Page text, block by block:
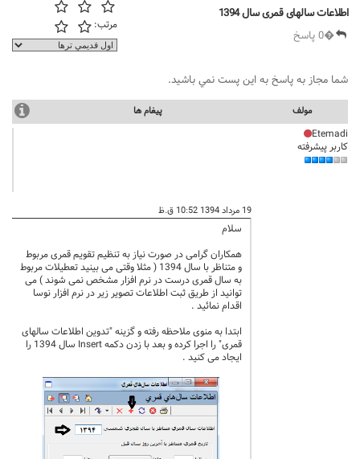
اطلاعات سالهای قمری سال 1394
�0 پاسخ
مرتب:
شما مجاز به پاسخ به اين پست نمي باشيد.
مولف پيغام ها
Etemadi
کاربر پیشرفته
19 مرداد 1394 10:52 ق.ظ
سلام
همکاران گرامی در صورت نیاز به تنظیم تقویم قمری مربوط
و متناظر با سال 1394 ( مثلا وقتی می بینید تعطیلات مربوط
به سال قمری درست در نرم افزار مشخص نمی شوند ) می
توانید از طریق ثبت اطلاعات تصویر زیر در نرم افزار نوسا
اقدام نمائید .
ابتدا به منوی ملاحظه رفته و گزینه "تدوین اطلاعات سالهای
قمری" را اجرا کرده و بعد با زدن دکمه Insert سال 1394 را
ایجاد می کنید .